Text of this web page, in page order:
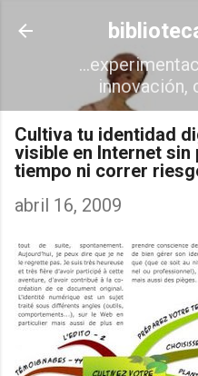
Ir al
innovación,
Cultiva tu identidad
visible en Internet sin
tiempo ni correr
abril 16, 2009